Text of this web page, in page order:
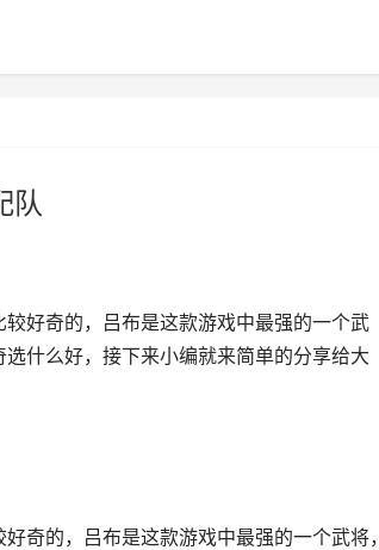
队
好奇的，吕布是这款游戏中最强的一个武
什么好，接下来小编就来简单的分享给大
的，吕布是这款游戏中最强的一个武将，